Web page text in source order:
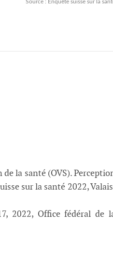
Source : Enquête suisse sur la
la santé (OVS).
sur la santé 2022,
2022, Office fédéral de